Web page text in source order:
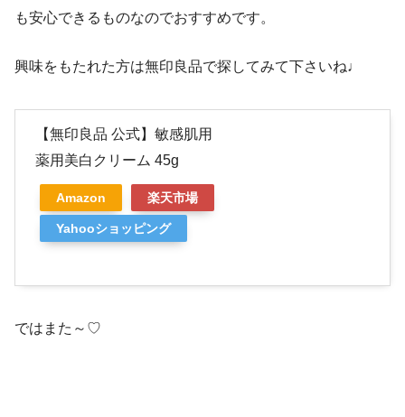
も安心できるものなのでおすすめです。
興味をもたれた方は無印良品で探してみて下さいね♩
【無印良品 公式】敏感肌用
薬用美白クリーム 45g
Amazon 楽天市場
Yahooショッピング
ではまた～♡